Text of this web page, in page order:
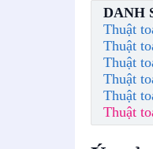
DANH
Thuật
Thuật
Thuật
Thuật
Thuật
Thuật